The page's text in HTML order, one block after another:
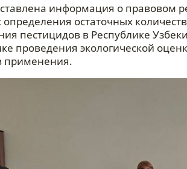
информация о правовом
остаточных
пестицидов в Республике
проведения экологической
применения.